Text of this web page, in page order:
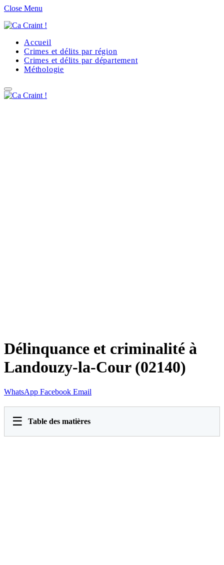
Close Menu
Accueil
Crimes et délits par région
Crimes et délits par département
Méthologie
Délinquance et criminalité à
Landouzy-la-Cour (02140)
WhatsApp Facebook Email
☰ Table des matières